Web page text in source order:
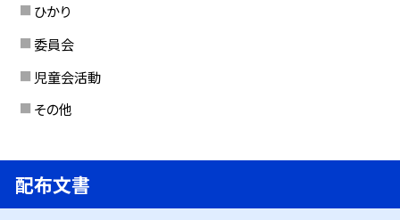
ひかり
委員会
児童会活動
その他
配布文書